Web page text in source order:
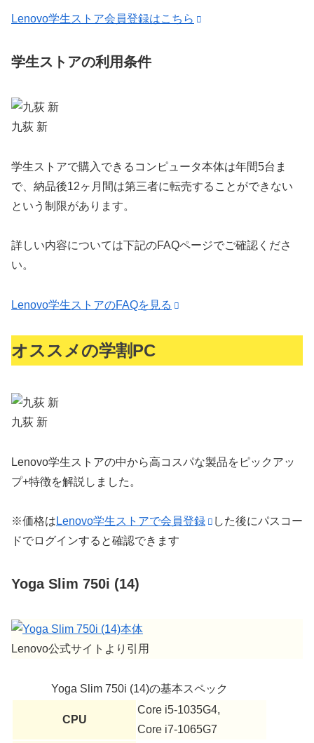
Lenovo学生ストア会員登録はこちら
学生ストアの利用条件
九荻 新
学生ストアで購入できるコンピュータ本体は年間5台 ま
で、納品後12ヶ月間は第三者に転売することができない
という制限があります。
詳しい内容については下記のFAQページでご確認くださ
い。
Lenovo学生ストアのFAQを見る
オススメの学割PC
九荻 新
Lenovo学生ストアの中から高コスパな製品をピックアッ
プ+特徴を解説しました。
※価格は Lenovo学生ストアで会員登録
した後にパスコー
ドでログインすると確認できます
Yoga Slim 750i (14)
Lenovo公式サイトより引用
Yoga Slim 750i (14)の基本スペック
CPU
Core i5-1035G4,
Core i7-1065G7